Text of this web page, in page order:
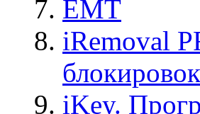
EMT
iRemoval
iKey.